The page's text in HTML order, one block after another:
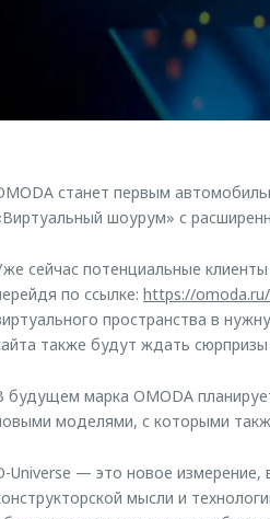
станет первым
шоурум» с
сейчас потенциальные
по ссылке: https://
пространства в
также будут ждать
будущем марка OMODA
моделями, с которыми
Universe — это новое
мысли и